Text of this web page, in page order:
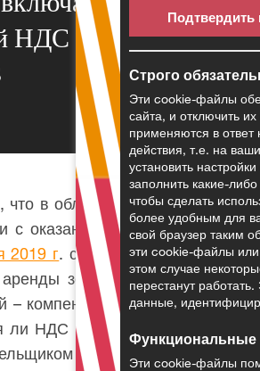
НДС услуги
что в облагаемую НДС
с оказанием услуги, в
2019 г. смотрит Сенат.
земли, которое
– компенсациюналога
ли НДС к компенсации
НН.
Строго
Эти cookie-файлы
сайта, и отключить
применяются в
действия, т.е. на
установить
заполнить какие-
чтобы сделать
более удобным для
свой браузер таким
эти cookie-файлы
этом случае
перестанут
данные,
Эти cookie-файлы